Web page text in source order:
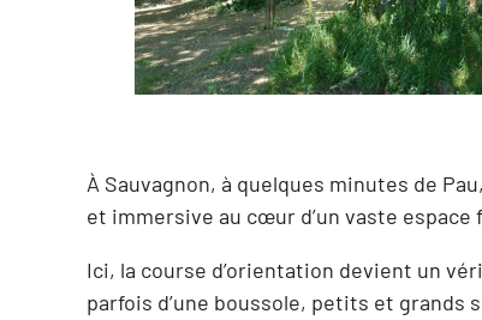
À Sauvagnon, à quelques minutes de
et immersive au cœur d’un vaste
Ici, la course d’orientation devient un
parfois d’une boussole, petits et grands